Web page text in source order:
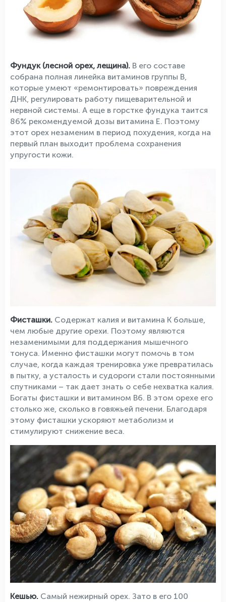
Фундук (лесной орех, лещина). В его составе
собрана полная линейка витаминов группы В,
которые умеют «ремонтировать» повреждения
ДНК, регулировать работу пищеварительной и
нервной системы. А еще в горстке фундука таится
86% рекомендуемой дозы витамина Е. Поэтому
этот орех незаменим в период похудения, когда на
первый план выходит проблема сохранения
упругости кожи.
Фисташки. Содержат калия и витамина К больше,
чем любые другие орехи. Поэтому являются
незаменимыми для поддержания мышечного
тонуса. Именно фисташки могут помочь в том
случае, когда каждая тренировка уже превратилась
в пытку, а усталость и судороги стали постоянными
спутниками – так дает знать о себе нехватка калия.
Богаты фисташки и витамином В6. В этом орехе его
столько же, сколько в говяжьей печени. Благодаря
этому фисташки ускоряют метаболизм и
стимулируют снижение веса.
Кешью. Самый нежирный орех. Зато в его 100